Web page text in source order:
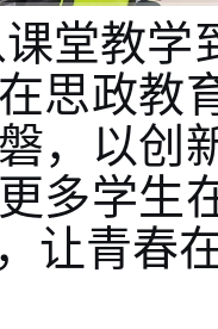
堂教学
思政教
，以创
多学生
让青春